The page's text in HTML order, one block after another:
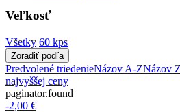
Veľkosť
Všetky 60 kps
Zoradiť podľa
Predvolené triedenieNázov A-ZNázov
najvyššej ceny
paginator.found
-2,00 €